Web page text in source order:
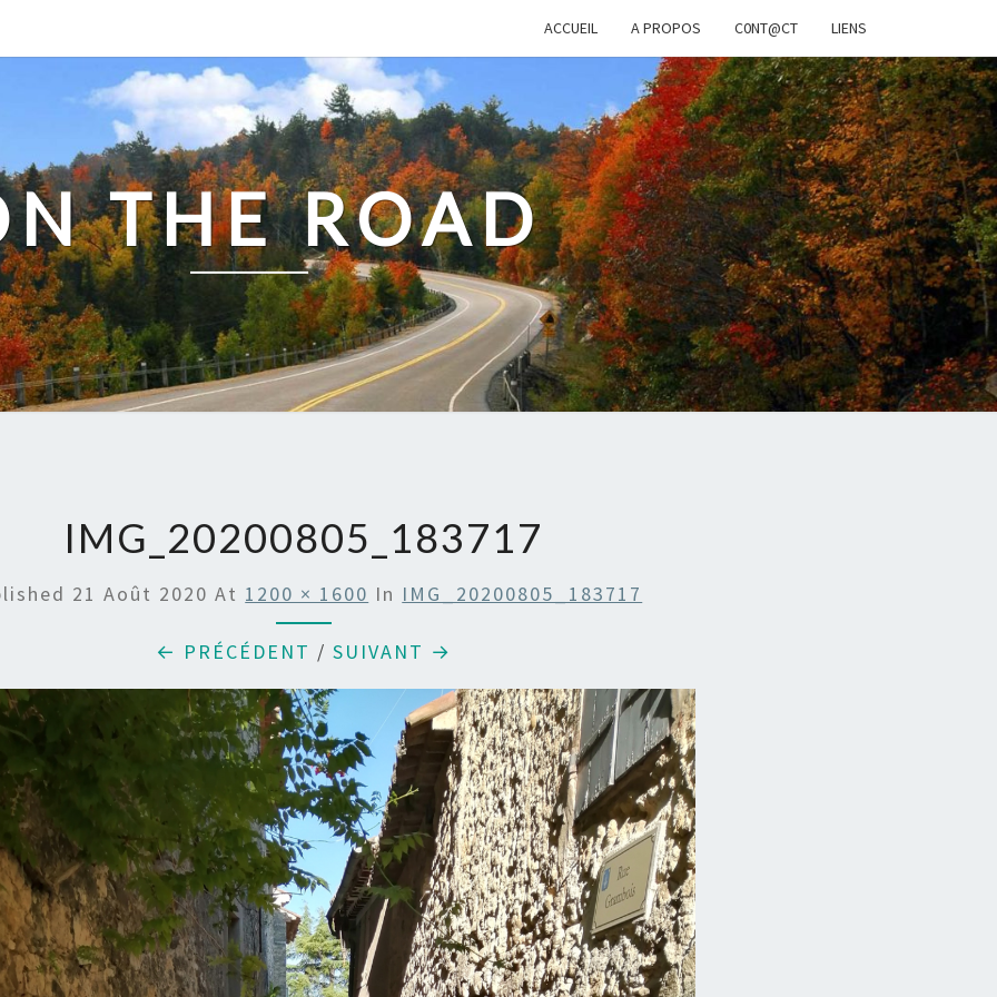
ACCUEIL A PROPOS C0NT@CT LIENS
THE ROAD
IMG_20200805_183717
21 Août 2020 At 1200 × 1600 In IMG_20200805_183717
← PRÉCÉDENT / SUIVANT →